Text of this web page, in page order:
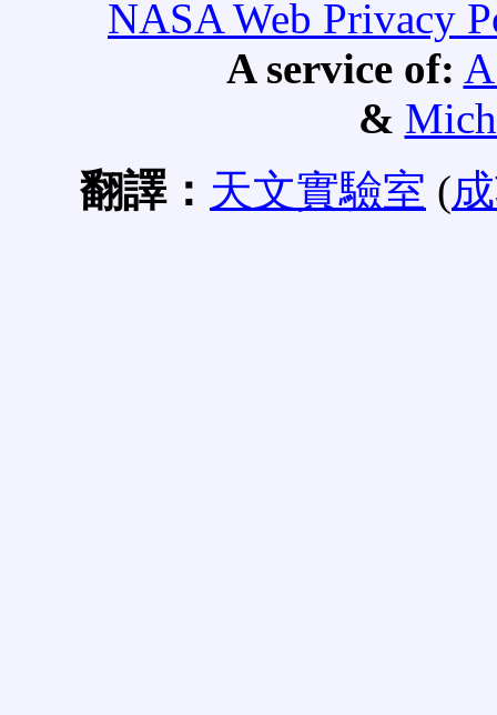
NASA Web Privacy
A service of:
&
翻譯： 天文實驗室 (